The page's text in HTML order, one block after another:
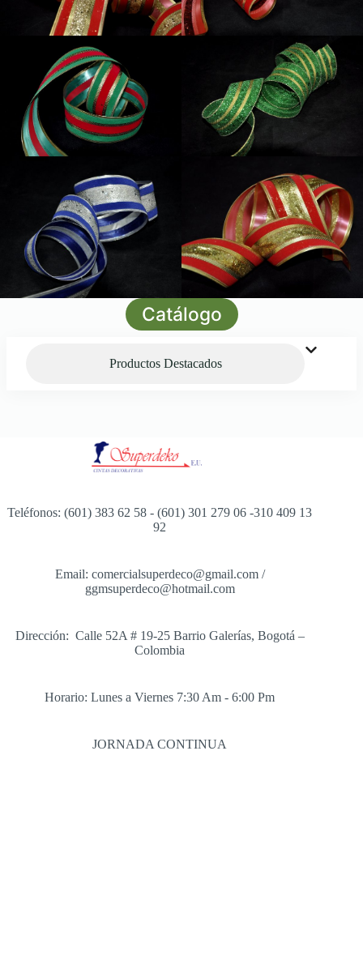
Catálogo
Productos Destacados
Teléfonos: (601) 383 62 58 - (601) 301 279 06 -310 409 13
92
Email: comercialsuperdeco@gmail.com /
ggmsuperdeco@hotmail.com
Dirección: Calle 52A # 19-25 Barrio Galerías, Bogotá –
Colombia
Horario: Lunes a Viernes 7:30 Am - 6:00 Pm
JORNADA CONTINUA